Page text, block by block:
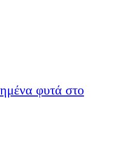
φυτά στο